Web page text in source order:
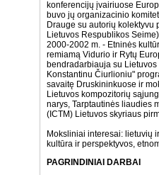
konferencijų įvairiuose
buvo jų organizacinio
Drauge su autorių kolektyvu
Lietuvos Respublikos
2000-2002 m. - Etninės
remiamą Vidurio ir Rytų
bendradarbiauja su
Konstantinu Čiurlioniu"
savaitę Druskininkuose ir
Lietuvos kompozitorių
narys, Tarptautinės liaudies
(ICTM) Lietuvos skyriaus
Moksliniai interesai: lietuvių
kultūra ir perspektyvos,
PAGRINDINIAI DARBAI